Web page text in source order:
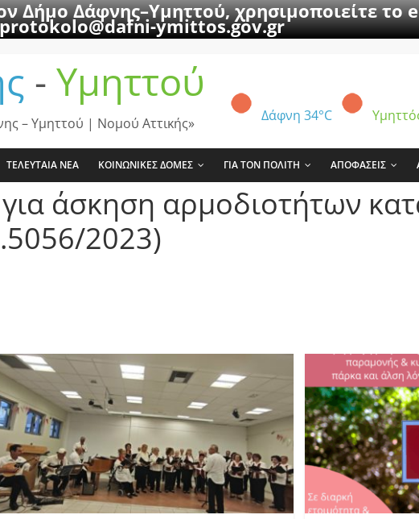
Δήμο Δάφνης–Υμηττού, χρησιμοποιείτε
ymittos.gov.gr
- Υμηττού
Δάφνη 34°C
– Υμηττού | Νομού Αττικής»
ΤΕΛΕΥΤΑΙΑ ΝΕΑ ΚΟΙΝΩΝΙΚΕΣ ΔΟΜΕΣ ΓΙΑ ΤΟΝ ΠΟΛΙΤΗ ΑΠΟΦΑΣΕΙΣ
άσκηση αρμοδιοτήτων
2023)